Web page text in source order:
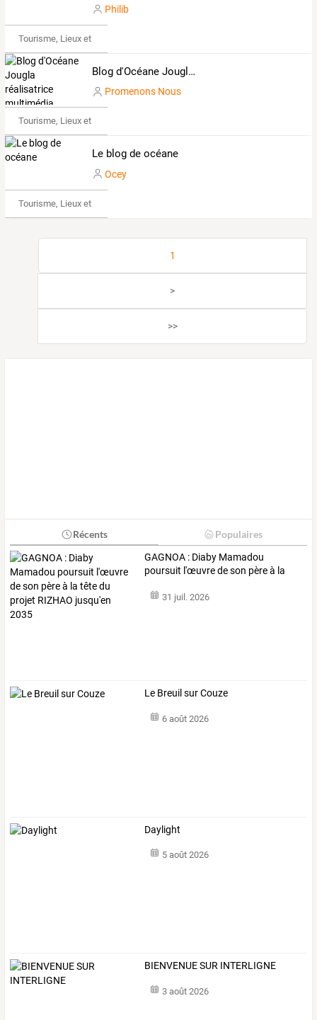
Philib
Tourisme, Lieux et Événements
Blog d'Océane Jougla réalisatrice multimédia
Promenons Nous
Tourisme, Lieux et Événements
Le blog de océane
Ocey
Tourisme, Lieux et Événements
1
>
>>
Récents Populaires
GAGNOA : Diaby Mamadou
poursuit l'œuvredeson pèreà la
31 juil. 2026
Le Breuil sur Couze
6 août 2026
Daylight
5 août 2026
BIENVENUE SUR INTERLIGNE
3 août 2026